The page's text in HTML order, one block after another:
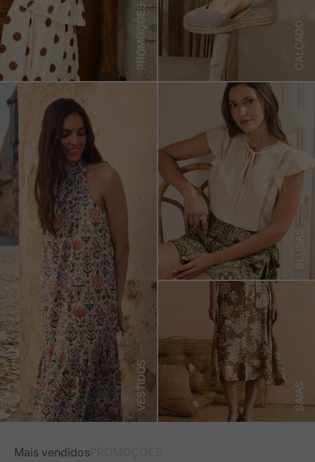
PROMOÇÕES CALÇADO
VESTIDOS
BLUSAS
SAIAS
Mais vendidos